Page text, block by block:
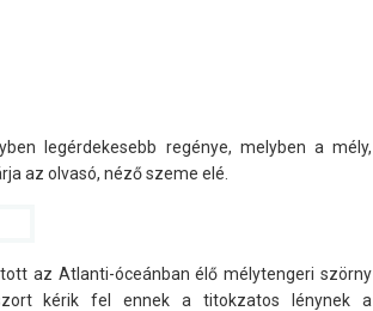
legérdekesebb regénye, melyben a mély,
az olvasó, néző szeme elé.
az Atlanti-óceánban élő mélytengeri szörny
kérik fel ennek a titokzatos lénynek a